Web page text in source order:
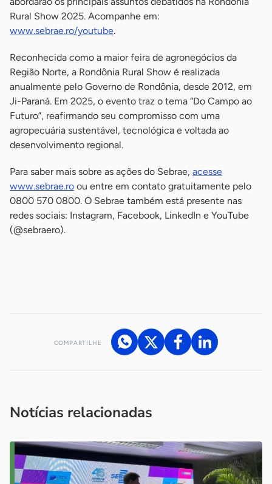
Rural Show 2025. Acompanhe em:
www.sebrae.ro/youtube.
Reconhecida como a maior feira de agronegócios da
Região Norte, a Rondônia Rural Show é realizada
anualmente pelo Governo de Rondônia, desde 2012, em
Ji-Paraná. Em 2025, o evento traz o tema “Do Campo ao
Futuro”, reafirmando seu compromisso com uma
agropecuária sustentável, tecnológica e voltada ao
desenvolvimento regional.
Para saber mais sobre as ações do Sebrae, acesse
www.sebrae.ro ou entre em contato gratuitamente pelo
0800 570 0800. O Sebrae também está presente nas
redes sociais: Instagram, Facebook, LinkedIn e YouTube
(@sebraero).
COMPARTILHE
Notícias relacionadas